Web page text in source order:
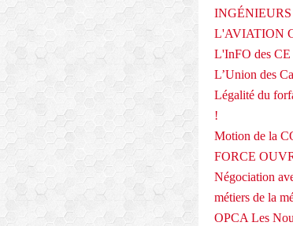
L'AVIATION
L'InFO des CE
L’Union des
Légalité du
!
Motion de la
FORCE
Négociation
métiers de la
OPCA Les